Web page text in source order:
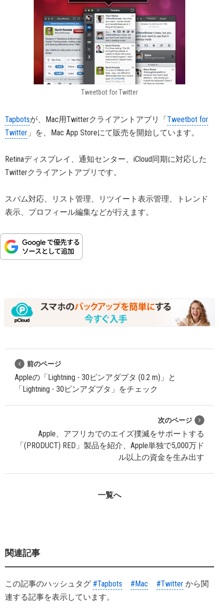
Tweetbot for Twitter
Tapbotsが、Mac用Twitterクライアントアプリ「Tweetbot for
Twitter 」を、Mac App Storeにて販売を開始しています。
Retinaディスプレイ、通知センター、iCloud同期に対応した
Twitterクライアントアプリです。
スパム対応、リスト管理、リツイート表示管理、トレンド
表示、プロフィール編集などが行えます。
前のページ
Appleの「Lightning - 30ピンアダプタ (0.2 m)」と
「Lightning - 30ピンアダプタ」をチェック
次のページ
Apple、アフリカでのエイズ撲滅をサポートする
「(PRODUCT) RED」製品を紹介、Apple単独で5,000万ド
ル以上の資金を生み出す
一覧へ
関連記事
この記事のハッシュタグ #Tapbots #Mac #Twitter から関
連する記事を表示しています。